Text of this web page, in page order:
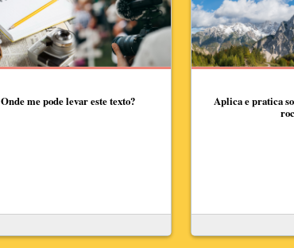
Onde me pode levar este texto?
Aplica e pratica